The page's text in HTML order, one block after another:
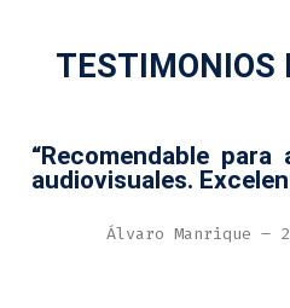
TESTIMONIOS
“Recomendable
audiovisuales.
Álvaro Manrique –